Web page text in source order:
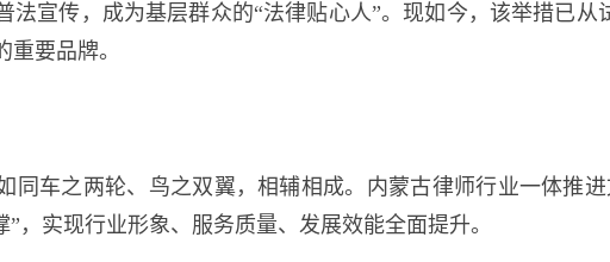
法宣传，成为基层群众的“法律贴心人”。现如今，该举措已
要品牌。
车之两轮、鸟之双翼，相辅相成。内蒙古律师行业一体推进
，实现行业形象、服务质量、发展效能全面提升。